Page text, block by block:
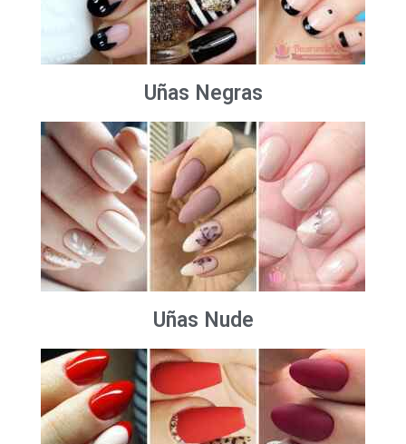
Uñas Negras
Uñas Nude